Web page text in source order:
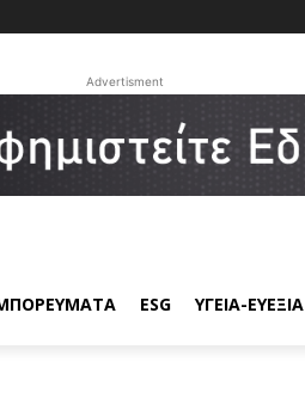
Advertisment
ESG ΥΓΕΙΑ-ΕΥΕΞΙΑ